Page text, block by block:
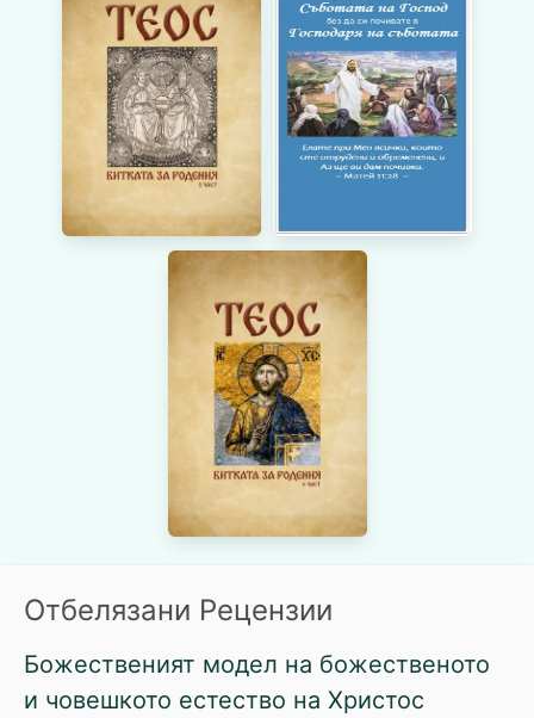
Отбелязани Рецензии
Божественият модел на божественото
и човешкото естество на Христос